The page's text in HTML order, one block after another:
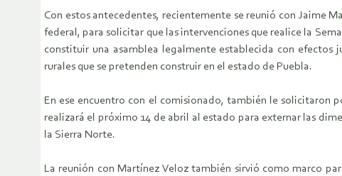
Con estos antecedentes, recientemente se reunió con Jaime
federal, para solicitar que las intervenciones que realice la
constituir una asamblea legalmente establecida con efectos
rurales que se pretenden construir en el estado de Puebla.
En ese encuentro con el comisionado, también le solicitaron
realizará el próximo 14 de abril al estado para externar las
la Sierra Norte.
La reunión con Martínez Veloz también sirvió como marco